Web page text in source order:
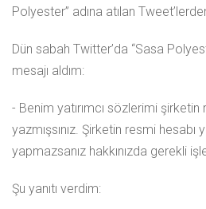
Polyester” adına atılan
Dün sabah Twitter’da “Sasa
mesajı aldım:
- Benim yatırımcı sözlerimi şirketin
yazmışsınız. Şirketin resmi hesabı
yapmazsanız hakkınızda gerekli
Şu yanıtı verdim: